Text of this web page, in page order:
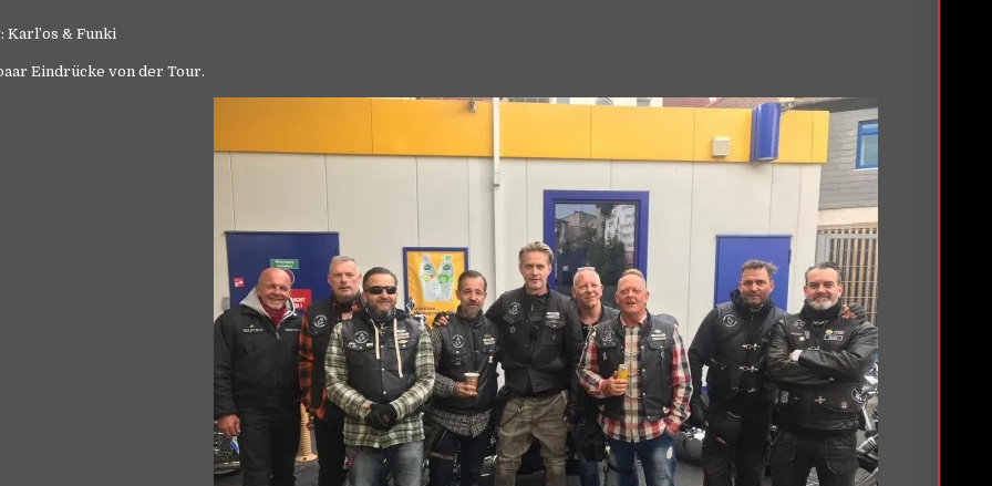
Karl’os & Funki
Eindrücke von der Tour.